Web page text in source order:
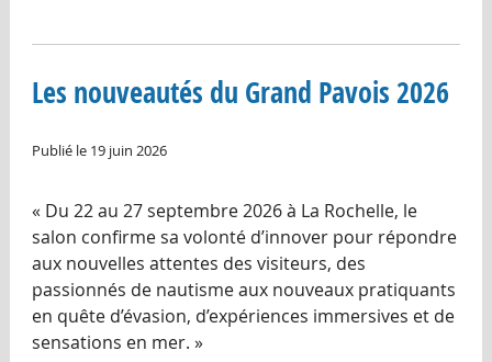
Les nouveautés du Grand Pavois 2026
Publié le 19 juin 2026
« Du 22 au 27 septembre 2026 à La Rochelle, le
salon confirme sa volonté d’innover pour répondre
aux nouvelles attentes des visiteurs, des
passionnés de nautisme aux nouveaux pratiquants
en quête d’évasion, d’expériences immersives et de
sensations en mer. »